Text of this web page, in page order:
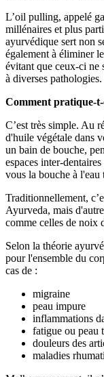
L’oil pulling, appelé
millénaires et plus
ayurvédique sert non
également à éliminer
évitant que ceux-ci ne
à diverses pathologies.
Comment pratique-
C’est très simple. Au
d'huile végétale dans
un bain de bouche,
espaces inter-
vous la bouche à l'eau
Traditionnellement,
Ayurveda, mais
comme celles de noix
Selon la théorie
pour l'ensemble du
cas de :
migraine
peau impure
inflammations
fatigue ou peau
douleurs des
maladies